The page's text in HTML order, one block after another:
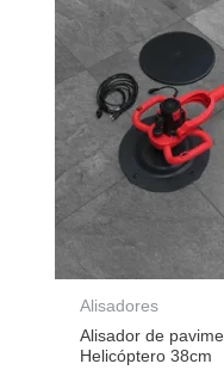
Alisadores
Alisador de
Helicóptero 38cm